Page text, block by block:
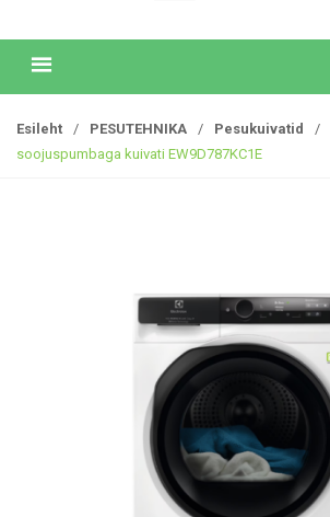
Esileht / PESUTEHNIKA / Pesukuivatid /
soojuspumbaga kuivati EW9D787KC1E